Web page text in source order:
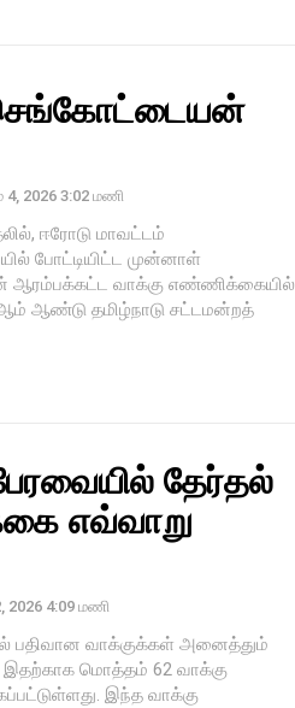
செங்கோட்டையன்
4, 2026 3:02 மணி
ஈரோடு மாவட்டம்
போட்டியிட்ட முன்னாள்
வாக்கு எண்ணிக்கையில்
ஆம் ஆண்டு தமிழ்நாடு சட்டமன்றத்
தேர்தல்
எவ்வாறு
2026 4:09 மணி
பதிவான வாக்குக்கள் அனைத்தும்
இதற்காக மொத்தம் 62 வாக்கு
இந்த வாக்கு